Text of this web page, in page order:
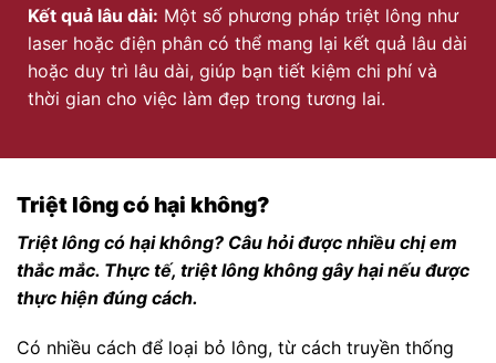
Kết quả lâu dài: Một số phương pháp triệt lông như
laser hoặc điện phân có thể mang lại kết quả lâu dài
hoặc duy trì lâu dài, giúp bạn tiết kiệm chi phí và
thời gian cho việc làm đẹp trong tương lai.
Triệt lông có hại không?
Triệt lông có hại không? Câu hỏi được nhiều chị em
thắc mắc. Thực tế, triệt lông không gây hại nếu được
thực hiện đúng cách.
Có nhiều cách để loại bỏ lông, từ cách truyền thống